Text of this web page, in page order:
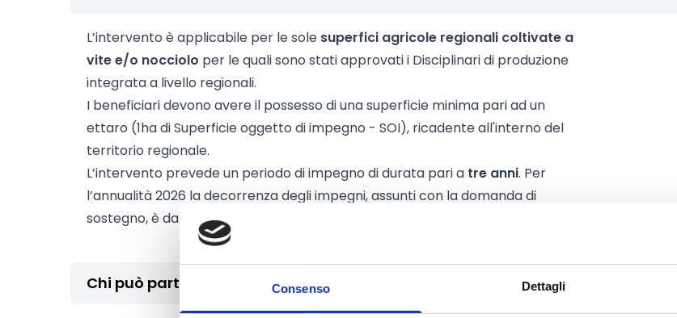
Consenso Dettagli
L’intervento è applicabile per le sole superfici agricole regionali coltivate a
vite e/o nocciolo per le quali sono stati approvati i Disciplinari di produzione
integrata a livello regionali.
I beneficiari devono avere il possesso di una superficie minima pari ad un
ettaro (1ha di Superficie oggetto di impegno - SOI), ricadente all'interno del
territorio regionale.
L’intervento prevede un periodo di impegno di durata pari a tre anni. Per
l’annualità 2026 la decorrenza degli impegni, assunti con la domanda di
sostegno, è dal 01 gennaio 2026 e termina il 31 dicembre 2028.
Chi può partecipare